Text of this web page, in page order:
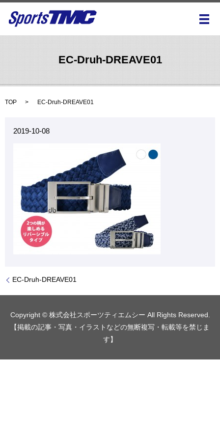
メ
EC-Druh-DREAVE01
TOP EC-Druh-DREAVE01
2019-10-08
EC-Druh-DREAVE01
Copyright © 株式会社スポーツティエムシー All Rights Reserved.
【掲載の記事・写真・イラストなどの無断複写・転載等を禁じま
す】